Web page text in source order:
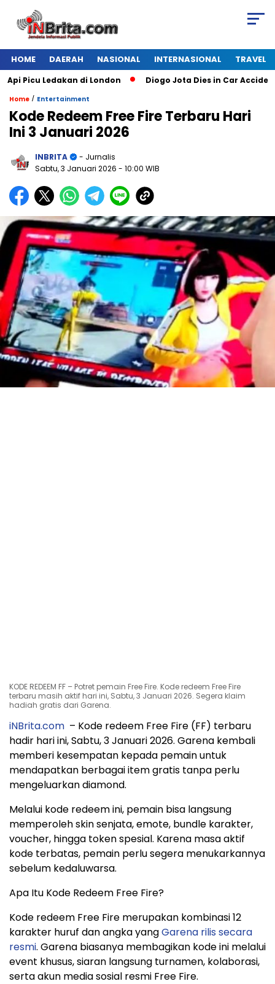
HOME DAERAH NASIONAL INTERNASIONAL TRAVEL
Ledakan di London Diogo Jota Dies in Car Accident in
Home / Entertainment
Kode Redeem Free Fire Terbaru Hari
Ini 3 Januari 2026
INBRITA
- Jurnalis
Sabtu, 3 Januari 2026 - 10:00 WIB
KODE REDEEM FF – Potret pemain Free Fire. Kode redeem Free Fire
terbaru masih aktif hari ini, Sabtu, 3 Januari 2026. Segera klaim
hadiah gratis dari Garena.
iNBrita.com – Kode redeem Free Fire (FF) terbaru
hadir hari ini, Sabtu, 3 Januari 2026. Garena kembali
memberi kesempatan kepada pemain untuk
mendapatkan berbagai item gratis tanpa perlu
mengeluarkan diamond.
Melalui kode redeem ini, pemain bisa langsung
memperoleh skin senjata, emote, bundle karakter,
voucher, hingga token spesial. Karena masa aktif
kode terbatas, pemain perlu segera menukarkannya
sebelum kedaluwarsa.
Apa Itu Kode Redeem Free Fire?
Kode redeem Free Fire merupakan kombinasi 12
karakter huruf dan angka yangGarena rilis secara
resmi. Garena biasanya membagikan kode ini melalui
event khusus, siaran langsung turnamen, kolaborasi,
serta akun media sosial resmi Free Fire.